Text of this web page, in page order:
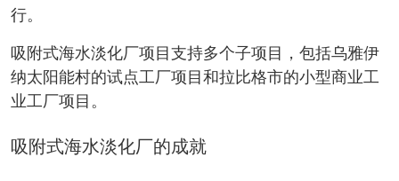
行。
吸附式海水淡化厂项目支持多个子项目，包括乌雅伊
纳太阳能村的试点工厂项目和拉比格市的小型商业工
业工厂项目。
吸附式海水淡化厂的成就